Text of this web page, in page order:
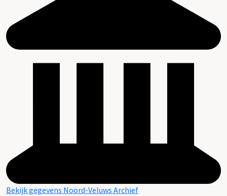
Bekijk gegevens Noord-Veluws Archief